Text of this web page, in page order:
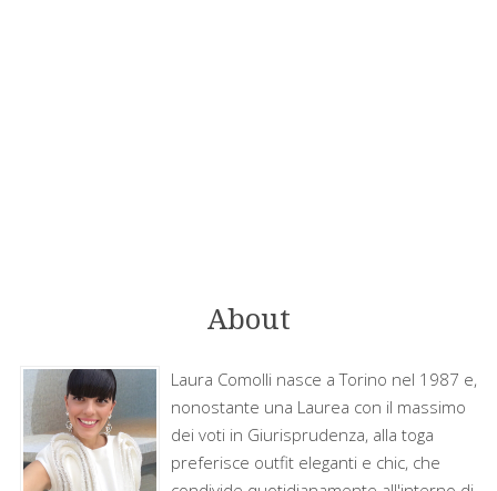
About
Laura Comolli nasce a Torino nel 1987 e,
nonostante una Laurea con il massimo
dei voti in Giurisprudenza, alla toga
preferisce outfit eleganti e chic, che